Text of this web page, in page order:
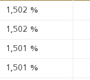
1,502 %
1,502 %
1,501 %
1,501 %